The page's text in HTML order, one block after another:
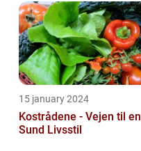
15 january 2024
Kostrådene - Vejen til en
Sund Livsstil